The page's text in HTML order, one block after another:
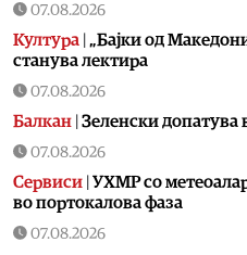
07.08.2026
Култура „Бајки од
станува лектира
07.08.2026
Балкан Зеленски допатува
07.08.2026
Сервиси УХМР со
во портокалова фаза
07.08.2026